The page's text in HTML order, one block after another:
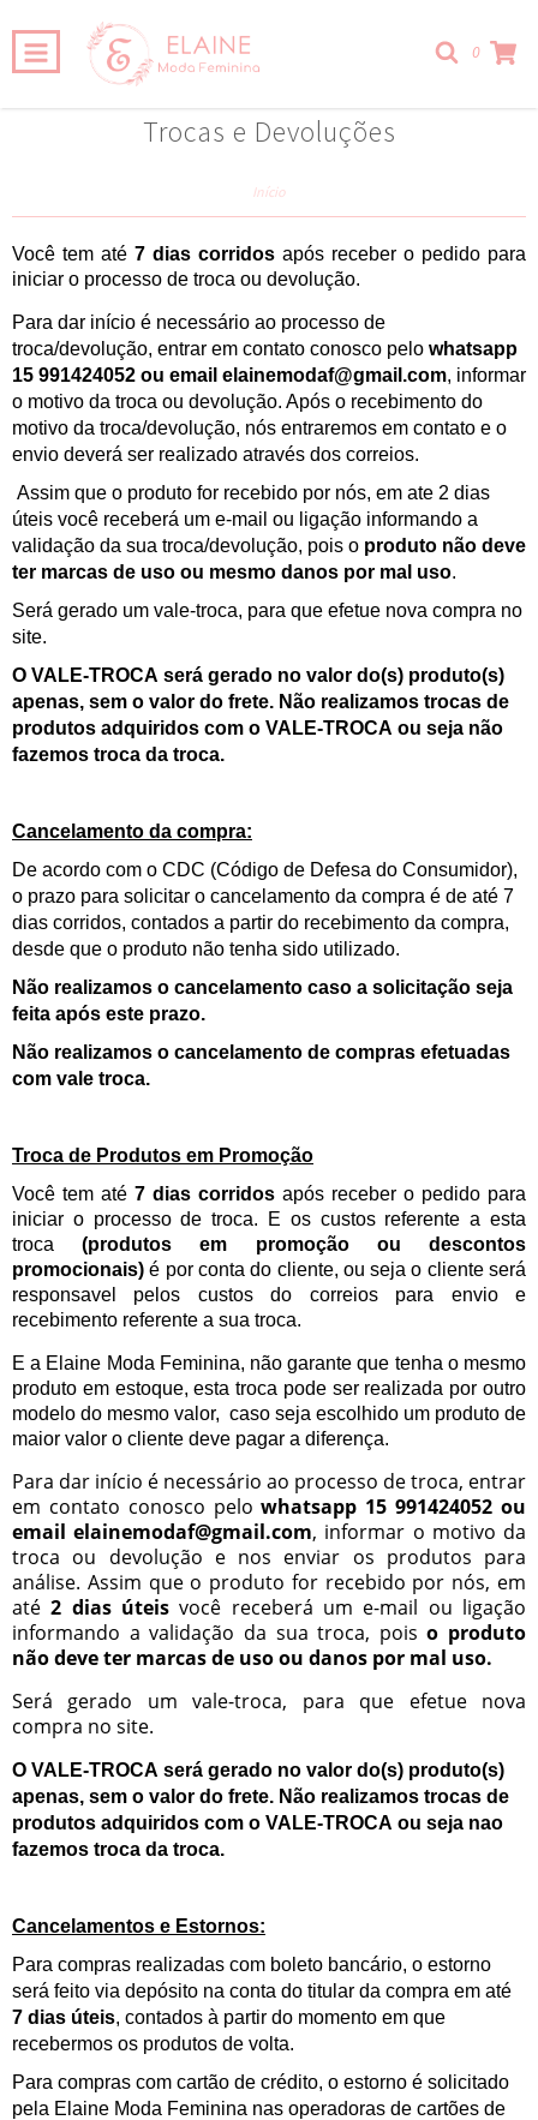
0
Trocas e Devoluções
Início
Você tem até 7 dias corridos após receber o pedido para
iniciar o processo de troca ou devolução.
Para dar início é necessário ao processo de
troca/devolução, entrar em contato conosco pelo whatsapp
15 991424052 ou email elainemodaf@gmail.com, informar
o motivo da troca ou devolução. Após o recebimento do
motivo da troca/devolução, nós entraremos em contato e o
envio deverá ser realizado através dos correios.
Assim que o produto for recebido por nós, em ate 2 dias
úteis você receberá um e-mail ou ligação informando a
validação da sua troca/devolução, pois o produto não deve
ter marcas de uso ou mesmo danos por mal uso.
Será gerado um vale-troca, para que efetue nova compra no
site.
O VALE-TROCA será gerado no valor do(s) produto(s)
apenas, sem o valor do frete. Não realizamos trocas de
produtos adquiridos com o VALE-TROCA ou seja não
fazemos troca da troca.
Cancelamento da compra:
De acordo com o CDC (Código de Defesa do Consumidor),
o prazo para solicitar o cancelamento da compra é de até 7
dias corridos, contados a partir do recebimento da compra,
desde que o produto não tenha sido utilizado.
Não realizamos o cancelamento caso a solicitação seja
feita após este prazo.
Não realizamos o cancelamento de compras efetuadas
com vale troca.
Troca de Produtos em Promoção
Você tem até 7 dias corridos após receber o pedido para
iniciar o processo de troca.
E os custos referente a esta
troca(produtos em promoção ou descontos
promocionais) é por conta do cliente, ou seja o cliente será
responsavel pelos custos do correios para envio e
recebimento referente a sua troca.
E a Elaine Moda Feminina, não garante que tenha o mesmo
produto em estoque, esta troca pode ser realizada por outro
modelo do mesmo valor, caso seja escolhido um produto de
maior valor o cliente deve pagar a diferença.
Para dar início é necessário ao processo de troca, entrar
em contato conosco pelowhatsapp 15 991424052 ou
emailelainemodaf@gmail.com, informar o motivo da
troca ou devolução e nos enviar os produtos para
análise. Assim que o produto for recebido por nós, em
até2 dias úteis você receberá um e-mail ou ligação
informando a validação da sua troca, poiso produto
não deve ter marcas de uso ou danos por mal uso.
Será gerado um vale-troca, para que efetue nova
compra no site.
O VALE-TROCA será gerado no valor do(s) produto(s)
apenas, sem o valor do frete. Não realizamos trocas de
produtos adquiridos com o VALE-TROCA ou seja nao
fazemos troca da troca.
Cancelamentos e Estornos:
Para compras realizadas com boleto bancário, o estorno
será feito via depósito na conta do titular da compra em até
7 dias úteis, contados à partir do momento em que
recebermos os produtos de volta.
Para compras com cartão de crédito, o estorno é solicitado
pela Elaine Moda Feminina nas operadoras de cartões de